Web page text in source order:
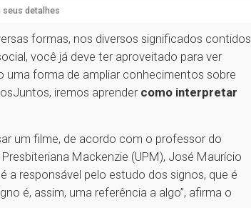
seus detalhes
formas, nos diversos significados contidos
você já deve ter aproveitado para ver
forma de ampliar conhecimentos sobre
iremos aprender como interpretar
um filme, de acordo com o professor do
Mackenzie (UPM), José Maurício
a responsável pelo estudo dos signos, que é
é, assim, uma referência a algo”, afirma o